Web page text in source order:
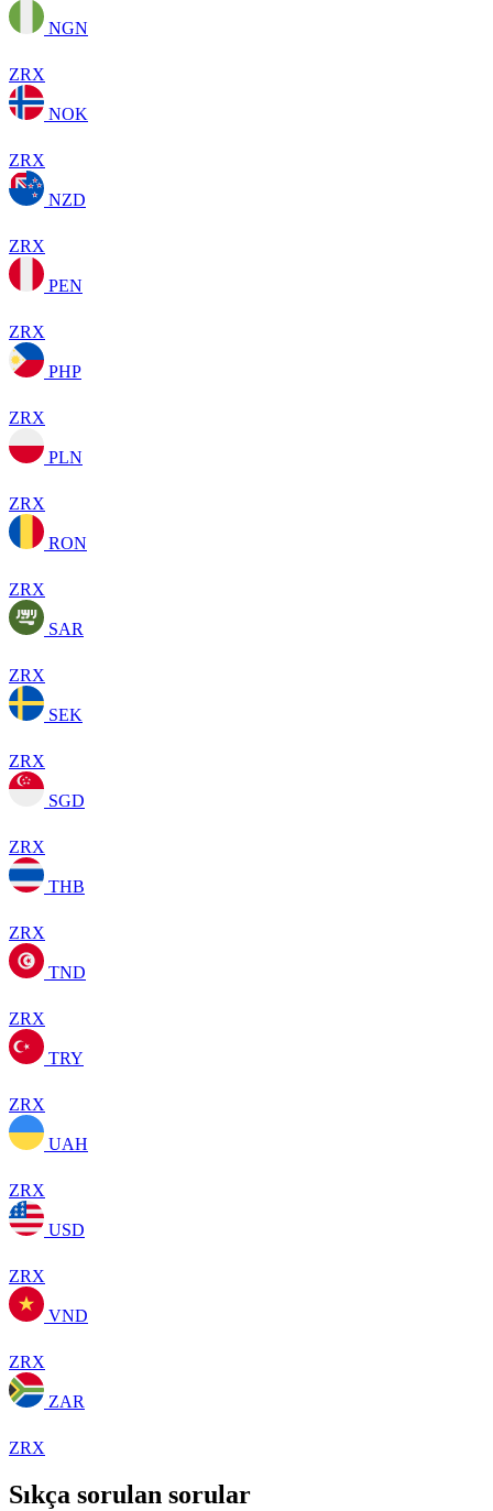
NGN
ZRX
NOK
ZRX
NZD
ZRX
PEN
ZRX
PHP
ZRX
PLN
ZRX
RON
ZRX
SAR
ZRX
SEK
ZRX
SGD
ZRX
THB
ZRX
TND
ZRX
TRY
ZRX
UAH
ZRX
USD
ZRX
VND
ZRX
ZAR
ZRX
Sıkça sorulan sorular